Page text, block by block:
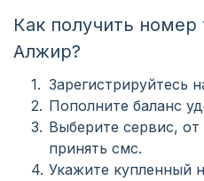
Как получить
Алжир?
Зарегистрируйтесь
Пополните баланс
Выберите сервис,
принять смс.
Укажите купленный